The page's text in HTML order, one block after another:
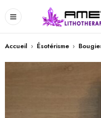
Accueil › Ésotérisme ›